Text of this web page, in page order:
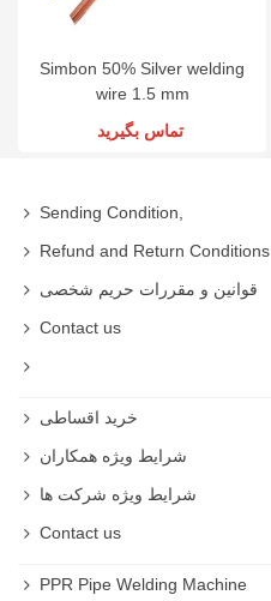
Simbon 50% Silver welding
wire 1.5 mm
تماس بگیرید
Sending Condition,
Refund and Return Conditions
قوانین و مقررات حریم شخصی
Contact us
خرید اقساطی
شرایط ویژه همکاران
شرایط ویژه شرکت ها
Contact us
PPR Pipe Welding Machine